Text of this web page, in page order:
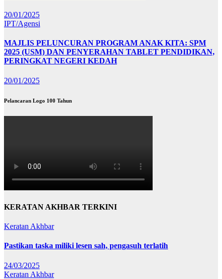
20/01/2025
IPT/Agensi
MAJLIS PELUNCURAN PROGRAM ANAK KITA: SPM
2025 (USM) DAN PENYERAHAN TABLET PENDIDIKAN,
PERINGKAT NEGERI KEDAH
20/01/2025
Pelancaran Logo 100 Tahun
KERATAN AKHBAR TERKINI
Keratan Akhbar
Pastikan taska miliki lesen sah, pengasuh terlatih
24/03/2025
Keratan Akhbar